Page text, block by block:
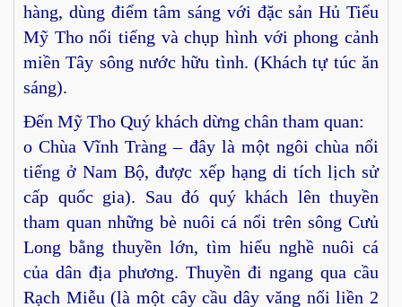
hàng, dùng điểm tâm sáng với đặc sản Hủ Tiếu
Mỹ Tho nổi tiếng và chụp hình với phong cảnh
miền Tây sông nước hữu tình. (Khách tự túc ăn
sáng).
Đến Mỹ Tho Quý khách dừng chân tham quan:
o Chùa Vĩnh Tràng – đây là một ngôi chùa nổi
tiếng ở Nam Bộ, được xếp hạng di tích lịch sử
cấp quốc gia). Sau đó quý khách lên thuyền
tham quan những bè nuôi cá nổi trên sông Cưủ
Long bằng thuyền lớn, tìm hiểu nghề nuôi cá
của dân địa phương. Thuyền đi ngang qua cầu
Rạch Miễu (là một cây cầu dây văng nối liền 2